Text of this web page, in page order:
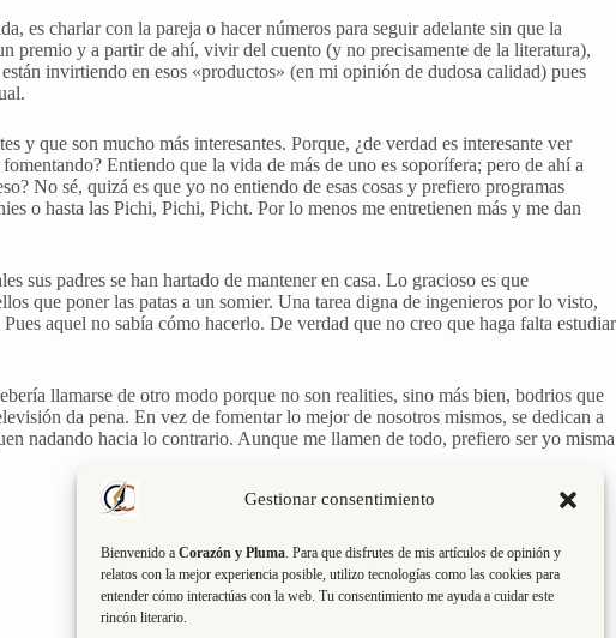
Gestionar consentimiento
Bienvenido a Corazón y Pluma. Para que disfrutes de mis artículos de opinión y
relatos con la mejor experiencia posible, utilizo tecnologías como las cookies para
entender cómo interactúas con la web. Tu consentimiento me ayuda a cuidar este
rincón literario.
es charlar con la pareja o hacer números para seguir adelante sin que la
premio y a partir de ahí, vivir del cuento (y no precisamente de la literatura),
invirtiendo en esos «productos» (en mi opinión de dudosa calidad) pues
y que son mucho más interesantes. Porque, ¿de verdad es interesante ver
Entiendo que la vida de más de uno es soporífera; pero de ahí a
No sé, quizá es que yo no entiendo de esas cosas y prefiero programas
o hasta las Pichi, Pichi, Picht. Por lo menos me entretienen más y me dan
sus padres se han hartado de mantener en casa. Lo gracioso es que
que poner las patas a un somier. Una tarea digna de ingenieros por lo visto,
aquel no sabía cómo hacerlo. De verdad que no creo que haga falta estudiar
llamarse de otro modo porque no son realities, sino más bien, bodrios que
da pena. En vez de fomentar lo mejor de nosotros mismos, se dedican a
nadando hacia lo contrario. Aunque me llamen de todo, prefiero ser yo misma